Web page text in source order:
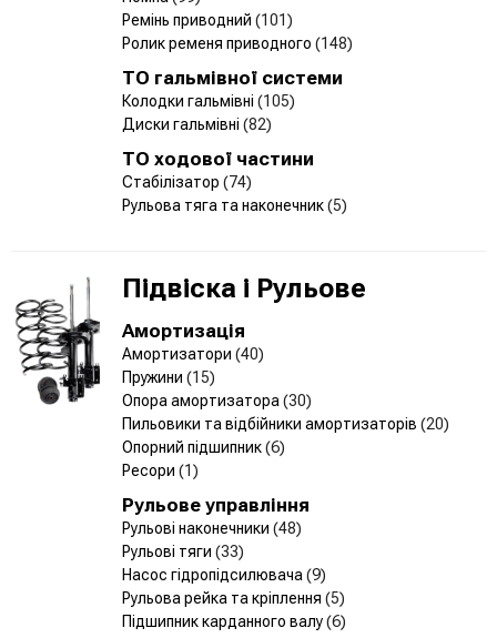
Ремінь приводний (101)
Ролик ременя приводного (148)
ТО гальмівної системи
Колодки гальмівні (105)
Диски гальмівні (82)
ТО ходової частини
Стабілізатор (74)
Рульова тяга та наконечник(5)
Підвіска і Рульове
Амортизація
Амортизатори (40)
Пружини (15)
Опора амортизатора (30)
Пильовики та відбійники амортизаторів (20)
Опорний підшипник(6)
Ресори (1)
Рульове управління
Рульові наконечники (48)
Рульові тяги (33)
Насос гідропідсилювача (9)
Рульова рейка та кріплення (5)
Підшипник карданного валу(6)